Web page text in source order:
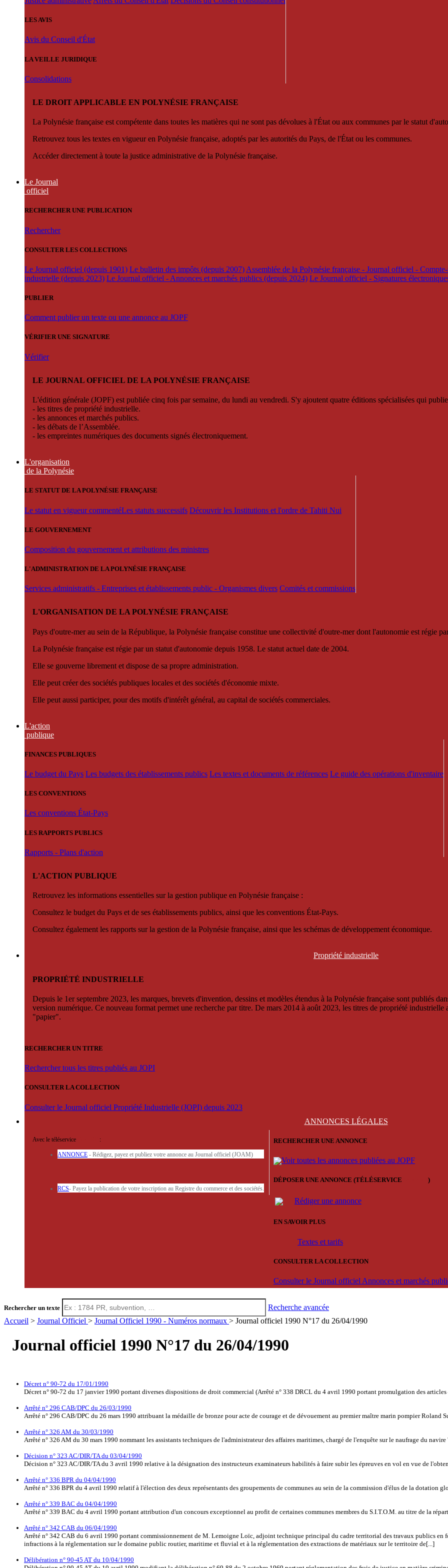
LES AVIS
Avis du Conseil d'État
LA VEILLE JURIDIQUE
Consolidations
LE DROIT APPLICABLE EN POLYNÉSIE FRANÇAISE
La Polynésie française est compétente dans toutes les matières qui ne sont pas dévolues à l'État ou aux communes par le statut
Retrouvez tous les textes en vigueur en Polynésie française, adoptés par les autorités du Pays, de l'État ou les communes.
Accéder directement à toute la justice administrative de la Polynésie française.
Le Journal
officiel
RECHERCHER UNE PUBLICATION
Rechercher
CONSULTER LES COLLECTIONS
Le Journal officiel (depuis 1901) Le bulletin des impôts (depuis 2007) Assemblée de la Polynésie française - Journal officiel -
industrielle (depuis 2023) Le Journal officiel - Annonces et marchés publics (depuis 2024) Le Journal officiel - Signatures
PUBLIER
Comment publier un texte ou une annonce au JOPF
VÉRIFIER UNE SIGNATURE
Vérifier
LE JOURNAL OFFICIEL DE LA POLYNÉSIE FRANÇAISE
L'édition générale (JOPF) est publiée cinq fois par semaine, du lundi au vendredi. S'y ajoutent quatre éditions spécialisées qui
- les titres de propriété industrielle.
- les annonces et marchés publics.
- les débats de l’Assemblée.
- les empreintes numériques des documents signés électroniquement.
L'organisation
de la Polynésie
LE STATUT DE LA POLYNÉSIE FRANÇAISE
Le statut en vigueur commentéLes statuts successifs Découvrir les Institutions et l'ordre de Tahiti Nui
LE GOUVERNEMENT
Composition du gouvernement et attributions des ministres
L'ADMINISTRATION DE LA POLYNÉSIE FRANÇAISE
Services administratifs - Entreprises et établissements public - Organismes divers Comités et commissions
L'ORGANISATION DE LA POLYNÉSIE FRANÇAISE
Pays d'outre-mer au sein de la République, la Polynésie française constitue une collectivité d'outre-mer dont l'autonomie est régie
La Polynésie française est régie par un statut d'autonomie depuis 1958. Le statut actuel date de 2004.
Elle se gouverne librement et dispose de sa propre administration.
Elle peut créer des sociétés publiques locales et des sociétés d'économie mixte.
Elle peut aussi participer, pour des motifs d'intérêt général, au capital de sociétés commerciales.
L'action
publique
FINANCES PUBLIQUES
Le budget du Pays Les budgets des établissements publics Les textes et documents de références Le guide des opérations d'inventaire
LES CONVENTIONS
Les conventions État-Pays
LES RAPPORTS PUBLICS
Rapports - Plans d'action
L'ACTION PUBLIQUE
Retrouvez les informations essentielles sur la gestion publique en Polynésie française :
Consultez le budget du Pays et de ses établissements publics, ainsi que les conventions État-Pays.
Consultez également les rapports sur la gestion de la Polynésie française, ainsi que les schémas de développement économique.
Propriété industrielle
PROPRIÉTÉ INDUSTRIELLE
Depuis le 1er septembre 2023, les marques, brevets d'invention, dessins et modèles étendus à la Polynésie française sont publiés
version numérique. Ce nouveau format permet une recherche par titre. De mars 2014 à août 2023, les titres de propriété
"papier".
RECHERCHER UN TITRE
Rechercher tous les titres publiés au JOPI
CONSULTER LA COLLECTION
Consulter le Journal officiel Propriété Industrielle (JOPI) depuis 2023
ANNONCES LÉGALES
Avec le téléservice :
ANNONCE - Rédigez, payez et publiez votre annonce au Journal officiel (JOAM)
RCS- Payez la publication de votre inscription au Registre du commerce et des sociétés.
RECHERCHER UNE ANNONCE
Voir toutes les annonces publiées au JOPF
DÉPOSER UNE ANNONCE (TÉLÉSERVICE )
Rédiger une annonce
EN SAVOIR PLUS
Textes et tarifs
CONSULTER LA COLLECTION
Consulter le Journal officiel Annonces et marchés
Rechercher un texte
Recherche avancée
Accueil > Journal Officiel > Journal Officiel 1990 - Numéros normaux > Journal officiel 1990 N°17 du 26/04/1990
Journal officiel 1990 N°17 du 26/04/1990
Décret n° 90-72 du 17/01/1990
Décret n° 90-72 du 17 janvier 1990 portant diverses dispositions de droit commercial (Arrêté n° 338 DRCL du 4 avril 1990 portant promulgation des articles
Arrêté n° 296 CAB/DPC du 26/03/1990
Arrêté n° 296 CAB/DPC du 26 mars 1990 attribuant la médaille de bronze pour acte de courage et de dévouement au premier maître marin pompier Roland
Arrêté n° 326 AM du 30/03/1990
Arrêté n° 326 AM du 30 mars 1990 nommant les assistants techniques de l'administrateur des affaires maritimes, chargé de l'enquête sur le naufrage du
Décision n° 323 AC/DIR/TA du 03/04/1990
Décision n° 323 AC/DIR/TA du 3 avril 1990 relative à la désignation des instructeurs examinateurs habilités à faire subir les épreuves en vol en vue de
Arrêté n° 336 BPR du 04/04/1990
Arrêté n° 336 BPR du 4 avril 1990 relatif à l'élection des deux représentants des groupements de communes au sein de la commission d'élus de la dotation
Arrêté n° 339 BAC du 04/04/1990
Arrêté n° 339 BAC du 4 avril 1990 portant attribution d'un concours exceptionnel au profit de certaines communes membres du S.I.T.O.M. au titre de la
Arrêté n° 342 CAB du 06/04/1990
Arrêté n° 342 CAB du 6 avril 1990 portant commissionnement de M. Lemoigne Loïc, adjoint technique principal du cadre territorial des travaux publics en
infractions à la réglementation sur le domaine public routier, maritime et fluvial et à la réglementation des extractions de matériaux sur le territoire de[...]
Délibération n° 90-45 AT du 10/04/1990